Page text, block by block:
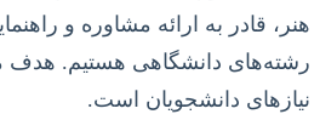
هنر، قادر به ارائه مشاوره و
رشته‌های دانشگاهی هستیم.
نیازهای دانشجویان است.